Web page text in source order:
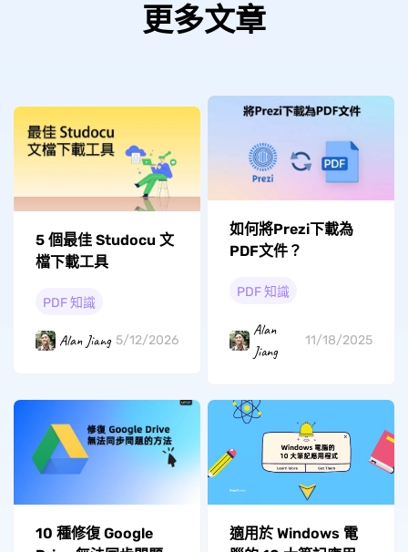
更多文章
5 個最佳 Studocu 文
檔下載工具
PDF 知識
Alan Jiang 5/12/2026
如何將Prezi下載為
PDF文件？
PDF 知識
Alan
Jiang
11/18/2025
10 種修復 Google
適用於 Windows 電